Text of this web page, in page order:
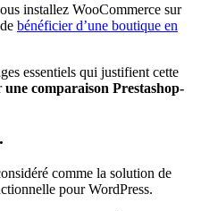
installez WooCommerce sur
bénéficier d’une boutique en
essentiels qui justifient cette
une comparaison Prestashop-
comme la solution de
pour WordPress.